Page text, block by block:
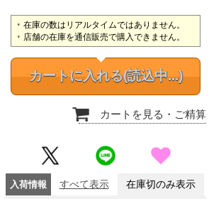
在庫の数はリアルタイムではありません。
店舗の在庫を通信販売で購入できません。
カートに入れる(読込中...)
カートを見る ・ご精算
入荷情報 すべて表示 在庫切のみ表示